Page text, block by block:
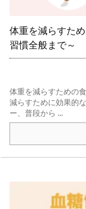
体重を減らすた
習慣全般まで～
体重を減らすための
減らすために効果的
ー、普段から ...